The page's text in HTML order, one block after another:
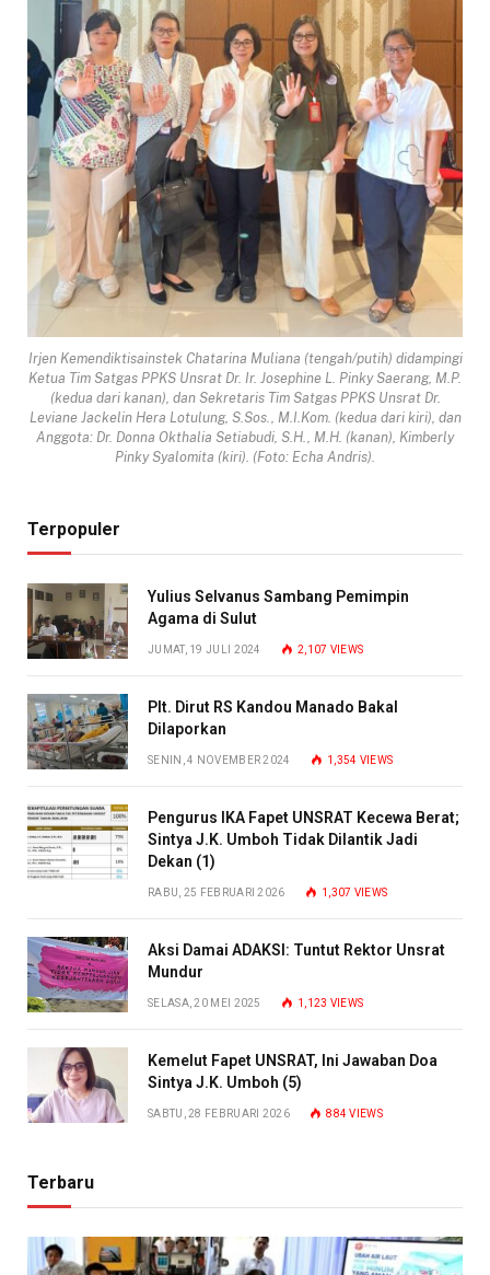
Irjen Kemendiktisainstek Chatarina Muliana (tengah/putih) didampingi
Ketua Tim Satgas PPKS Unsrat Dr. Ir. Josephine L. Pinky Saerang, M.P.
(kedua dari kanan), dan Sekretaris Tim Satgas PPKS Unsrat Dr.
Leviane Jackelin Hera Lotulung, S.Sos., M.I.Kom. (kedua dari kiri), dan
Anggota: Dr. Donna Okthalia Setiabudi, S.H., M.H. (kanan), Kimberly
Pinky Syalomita (kiri). (Foto: Echa Andris).
Terpopuler
Yulius Selvanus Sambang Pemimpin
Agama di Sulut
JUMAT, 19 JULI 2024 2,107 VIEWS
Plt. Dirut RS Kandou Manado Bakal
Dilaporkan
SENIN, 4 NOVEMBER 2024 1,354 VIEWS
Pengurus IKA Fapet UNSRAT Kecewa Berat;
Sintya J.K. Umboh Tidak Dilantik Jadi
Dekan (1)
RABU, 25 FEBRUARI 2026 1,307 VIEWS
Aksi Damai ADAKSI: Tuntut Rektor Unsrat
Mundur
SELASA, 20 MEI 2025 1,123 VIEWS
Kemelut Fapet UNSRAT, Ini Jawaban Doa
Sintya J.K. Umboh (5)
SABTU, 28 FEBRUARI 2026 884VIEWS
Terbaru